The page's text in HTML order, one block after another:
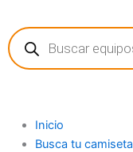
contenido
Búsqueda
de
productos
Inicio
Busca tu camiseta